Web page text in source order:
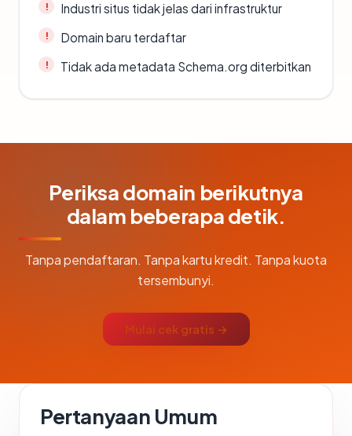
Industri situs tidak jelas dari infrastruktur
Domain baru terdaftar
Tidak ada metadata Schema.org diterbitkan
Periksa domain berikutnya
dalam beberapa detik.
Tanpa pendaftaran. Tanpa kartu kredit. Tanpa kuota
tersembunyi.
Mulai cek gratis →
Pertanyaan Umum